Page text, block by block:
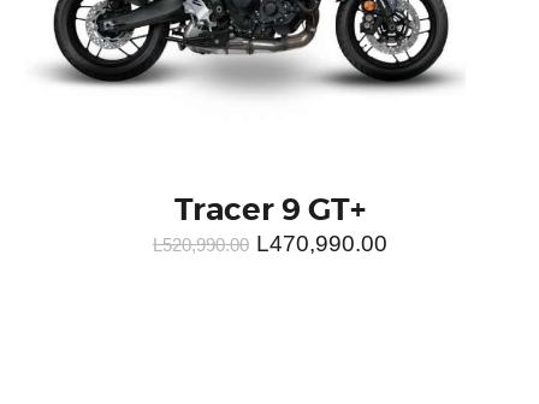
COTIZAR EN LÍNEA
Tracer 9 GT+
L520,990.00 L470,990.00